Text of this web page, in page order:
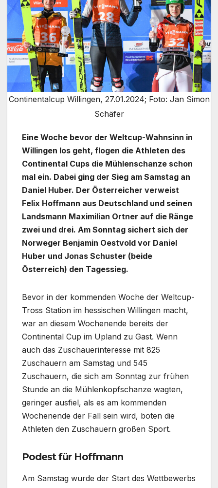
Continentalcup Willingen, 27.01.2024; Foto: Jan Simon
Schäfer
Eine Woche bevor der Weltcup-Wahnsinn in
Willingen los geht, flogen die Athleten des
Continental Cups die Mühlenschanze schon
mal ein. Dabei ging der Sieg am Samstag an
Daniel Huber. Der Österreicher verweist
Felix Hoffmann aus Deutschland und seinen
Landsmann Maximilian Ortner auf die Ränge
zwei und drei. Am Sonntag sichert sich der
Norweger Benjamin Oestvold vor Daniel
Huber und Jonas Schuster (beide
Österreich) den Tagessieg.
Bevor in der kommenden Woche der Weltcup-
Tross Station im hessischen Willingen macht,
war an diesem Wochenende bereits der
Continental Cup im Upland zu Gast. Wenn
auch das Zuschauerinteresse mit 825
Zuschauern am Samstag und 545
Zuschauern, die sich am Sonntag zur frühen
Stunde an die Mühlenkopfschanze wagten,
geringer ausfiel, als es am kommenden
Wochenende der Fall sein wird, boten die
Athleten den Zuschauern großen Sport.
Podest für Hoffmann
Am Samstag wurde der Start des Wettbewerbs